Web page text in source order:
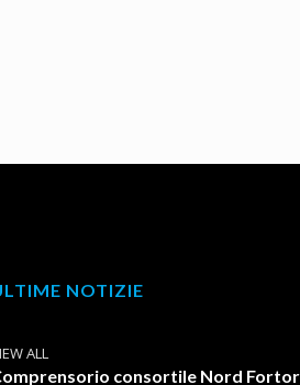
NOTIZIE
ALL
consortile Nord